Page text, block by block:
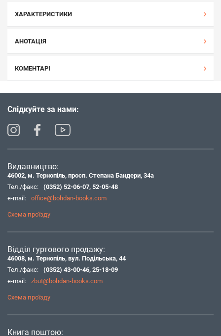
ХАРАКТЕРИСТИКИ
АНОТАЦІЯ
КОМЕНТАРІ
Слідкуйте за нами:
Видавництво:
46002, м. Тернопіль, просп. Степана Бандери, 34а
Тел./факс:
(0352) 52-06-07, 52-05-48
e-mail:
office@bohdan-books.com
Схема проїзду
Відділ гуртового продажу:
46008, м. Тернопіль, вул. Подільська, 44
Тел./факс:
(0352) 43-00-46, 25-18-09
e-mail:
zbut@bohdan-books.com
Схема проїзду
Книга поштою: